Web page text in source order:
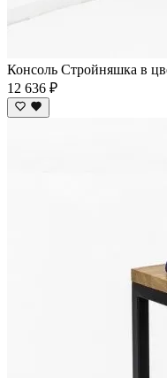
Консоль Стройняшка в
12 636 ₽